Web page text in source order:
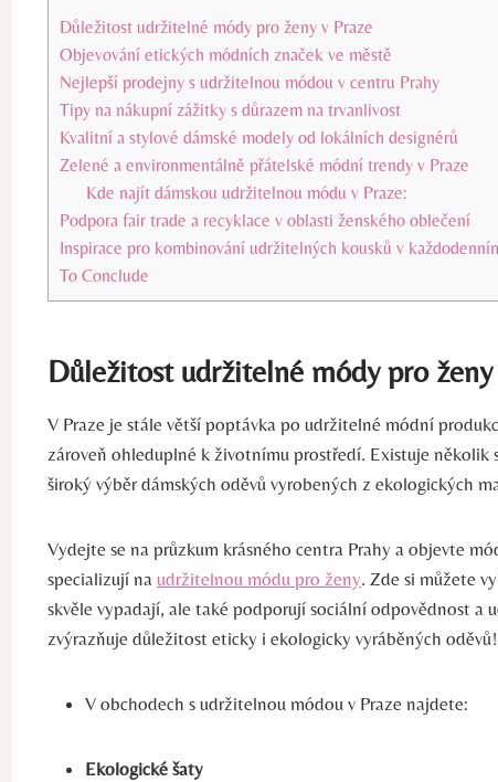
Důležitost udržitelné módy pro ženy v Praze
Objevování etických módních značek ve městě
Nejlepší prodejny s udržitelnou módou v centru Prahy
Tipy na nákupní zážitky s důrazem na trvanlivost
Kvalitní a stylové dámské modely od lokálních designérů
Zelené a environmentálně přátelské módní trendy v Praze
Kde najít dámskou udržitelnou módu v Praze:
Podpora fair trade a recyklace v oblasti ženského oblečení
Inspirace pro kombinování udržitelných kousků v
To Conclude
Důležitost udržitelné módy pro ženy
V Praze je stále větší poptávka po udržitelné módní
zároveň ohleduplné k životnímu prostředí. Existuje několik
široký výběr dámských oděvů vyrobených z ekologických
Vydejte se na průzkum krásného centra Prahy a objevte
specializují na udržitelnou módu pro ženy. Zde si můžete
skvěle vypadají, ale také podporují sociální odpovědnost a
zvýrazňuje důležitost eticky i ekologicky vyráběných oděvů!
V obchodech s udržitelnou módou v Praze najdete:
Ekologické šaty